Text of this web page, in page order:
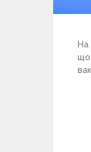
На
що